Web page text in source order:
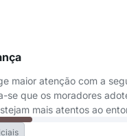
maior atenção com a
se que os moradores
mais atentos ao